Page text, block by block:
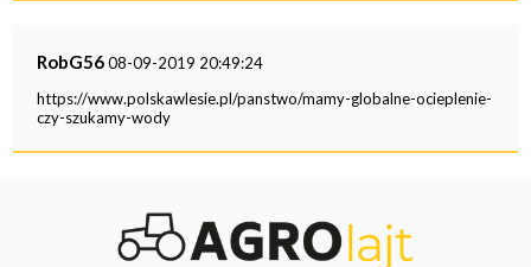
RobG5608-09-2019 20:49:24
https://www.polskawlesie.pl/panstwo/mamy-globalne-ocieplenie-
czy-szukamy-wody